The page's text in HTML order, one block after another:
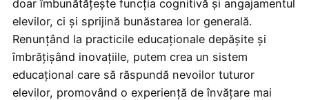
doar îmbunătățește funcția cognitivă și angajamentul
elevilor, ci și sprijină bunăstarea lor generală.
Renunțând la practicile educaționale depășite și
îmbrățișând inovațiile, putem crea un sistem
educațional care să răspundă nevoilor tuturor
elevilor, promovând o experiență de învățare mai